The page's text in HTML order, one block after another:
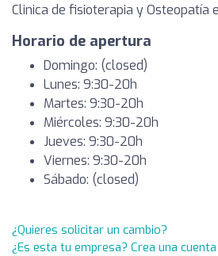
Clinica de fisioterapia y Osteopatía
Horario de apertura
Domingo: (closed)
Lunes: 9:30-20h
Martes: 9:30-20h
Miércoles: 9:30-20h
Jueves: 9:30-20h
Viernes: 9:30-20h
Sábado: (closed)
¿Quieres solicitar un cambio?
¿Es esta tu empresa? Crea una